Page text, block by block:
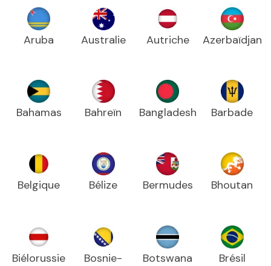
Aruba Australie Autriche Azerbaïdjan
Bahamas Bahreïn Bangladesh Barbade
Belgique Bélize Bermudes Bhoutan
Biélorussie
Bosnie-
Botswana Brésil